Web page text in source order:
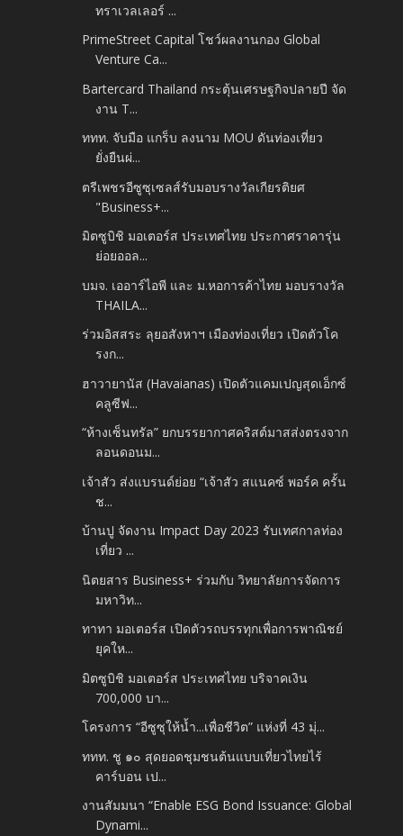
ทราเวลเลอร์ ...
PrimeStreet Capital โชว์ผลงานกอง Global
Venture Ca...
Bartercard Thailand กระตุ้นเศรษฐกิจปลายปี จัด
งาน T...
ททท. จับมือ แกร็บ ลงนาม MOU ดันท่องเที่ยว
ยั่งยืนผ่...
ตรีเพชรอีซูซุเซลส์รับมอบรางวัลเกียรติยศ
"Business+...
มิตซูบิชิ มอเตอร์ส ประเทศไทย ประกาศราคารุ่น
ย่อยออล...
บมจ. เออาร์ไอพี และ ม.หอการค้าไทย มอบรางวัล
THAILA...
ร่วมอิสสระ ลุยอสังหาฯ เมืองท่องเที่ยว เปิดตัวโค
รงก...
ฮาวายานัส (Havaianas) เปิดตัวแคมเปญสุดเอ็กซ์
คลูซีฟ...
“ห้างเซ็นทรัล” ยกบรรยากาศคริสต์มาสส่งตรงจาก
ลอนดอนม...
เจ้าสัว ส่งแบรนด์ย่อย “เจ้าสัว สแนคซ์ พอร์ค ครั้น
ช...
บ้านปู จัดงาน Impact Day 2023 รับเทศกาลท่อง
เที่ยว ...
นิตยสาร Business+ ร่วมกับ วิทยาลัยการจัดการ
มหาวิท...
ทาทา มอเตอร์ส เปิดตัวรถบรรทุกเพื่อการพาณิชย์
ยุคให...
มิตซูบิชิ มอเตอร์ส ประเทศไทย บริจาคเงิน
700,000 บา...
โครงการ “อีซูซุให้น้ำ...เพื่อชีวิต” แห่งที่ 43 มุ่...
ททท. ชู ๑๐ สุดยอดชุมชนต้นแบบเที่ยวไทยไร้
คาร์บอน เป...
งานสัมมนา “Enable ESG Bond Issuance: Global
Dynami...